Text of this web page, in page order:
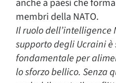
anche a paesi che
membri della NATO.
Il ruolo dell’intelligence
supporto degli Ucraini è
fondamentale per
lo sforzo bellico. Senza